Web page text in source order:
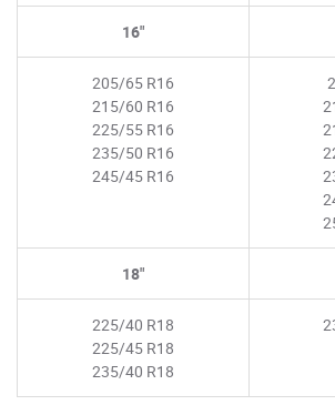
16"
205/65 R16
215/60 R16
225/55 R16
235/50 R16
245/45 R16
18"
225/40 R18
225/45 R18
235/40 R18